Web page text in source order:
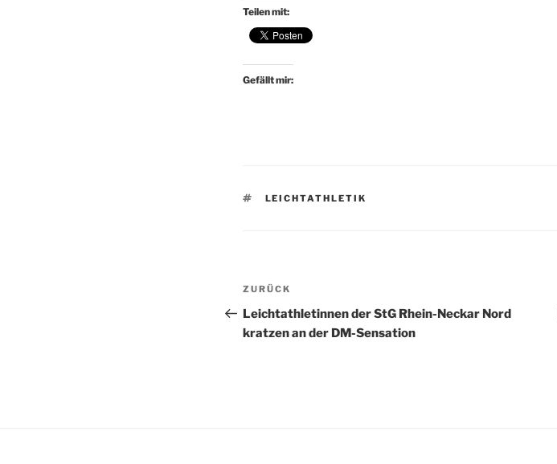
Teilen mit:
Gefällt mir:
SCHLAGWÖRTER
LEICHTATHLETIK
Beitragsnavigation
Vorheriger
Beitrag
ZURÜCK
Leichtathletinnen der StG Rhein-Neckar Nord
kratzen an der DM-Sensation